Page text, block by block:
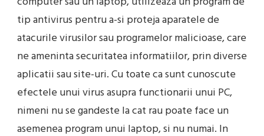
tip antivirus pentru a-si proteja aparatele de
atacurile virusilor sau programelor malicioase, care
ne ameninta securitatea informatiilor, prin diverse
aplicatii sau site-uri. Cu toate ca sunt cunoscute
efectele unui virus asupra functionarii unui PC,
nimeni nu se gandeste la cat rau poate face un
asemenea program unui laptop, si nu numai. In